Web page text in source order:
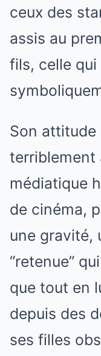
ceux des
assis au
fils, celle
Son
terriblement
médiatique
de cinéma,
une gravité,
“retenue”
que tout en
depuis des
ses filles